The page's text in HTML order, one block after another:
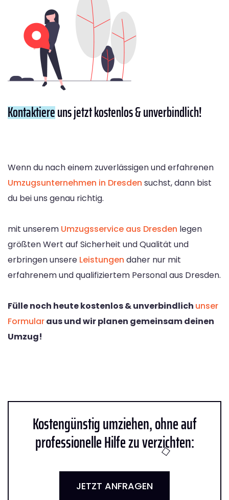
Kontaktiereuns jetzt kostenlos & unverbindlich!
Wenn du nach einem zuverlässigen und erfahrenen
Umzugsunternehmen in Dresden suchst, dann bist
du bei uns genau richtig.
mit unserem Umzugsservice aus Dresden legen
größten Wert auf Sicherheit und Qualität und
erbringen unsere Leistungen daher nur mit
erfahrenem und qualifiziertem Personal aus Dresden.
Fülle noch heute kostenlos & unverbindlich unser
Formularaus und wir planen gemeinsam deinen
Umzug!
Kostengünstig umziehen, ohne auf
professionelle Hilfe zu verzichten:
JETZT ANFRAGEN